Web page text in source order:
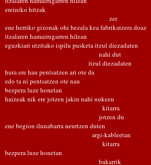
ereiniko hitzak
zer
ene herriko gizonak ohi bezala kea fabrikatzera doaz
itzalaren hamairugarren hilean
eguzkiari utzitako ispilu pusketa itzul diezadaten
nahi dut
itzul diezadaten
hura ere hau pentsatzen ari ote da
edo ta ni pentsatzen ote nau
bezpera luze honetan
haizeak nik ere jotzen jakin nahi nukeen
kitarra
jotzen du
ene begion ilunabarra neurtzen duten
argi-kableetan
kitarra
bezpera luze honetan
bakarrik